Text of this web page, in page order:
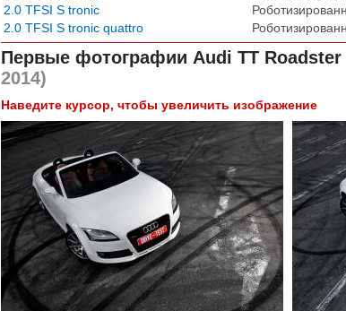
2.0 TFSI S tronic
2.0 TFSI S tronic quattro
Первые фотографии Audi TT Roadster
2014)
Наведите курсор, чтобы увеличить изображение